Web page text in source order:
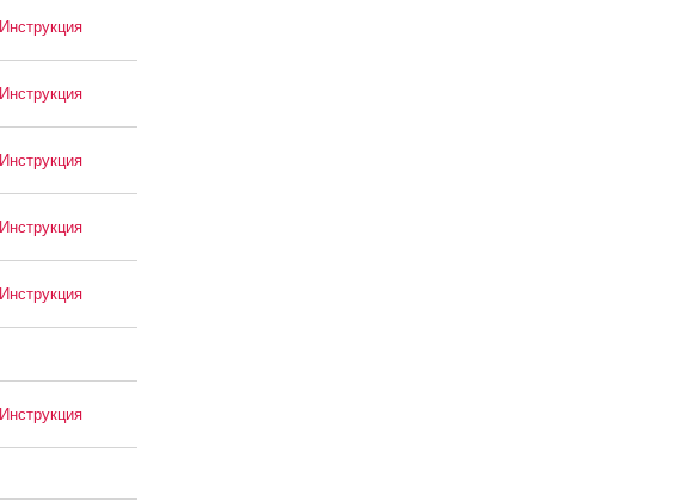
Инструкция
Инструкция
Инструкция
Инструкция
Инструкция
Инструкция